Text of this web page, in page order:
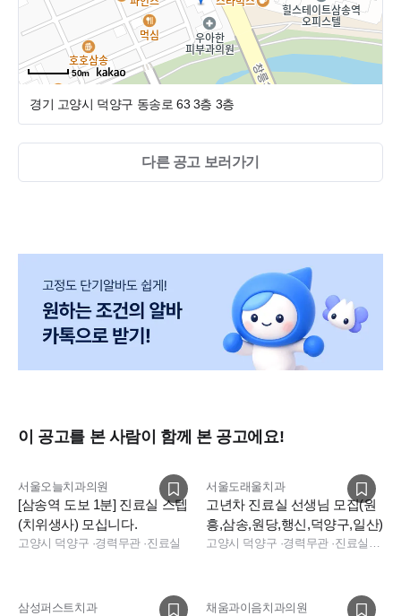
♡ 우리 치과는 2021년 5월에 개원하여, 모든 진료 디지털 진
료로 운영하고 있습니다. 자체 기공실을 갖추고 프라임스캐
너를 이용하여 더욱 정확하고 신속한 진료를 추구하고 있습
니다.
및 데스크 스텝 선생님들 "전원" 치위생사로, 젊고 책임감 있
는 인재들로 구성되어 있어 활기찬 직장 분위기를 조성하고
도록 함께 일하며 같은 목표를 향해 발전할 수 있는 열정적인
분들의 많은 지원 부탁드립니다.
50m
경기 고양시 덕양구 동송로 63 3층 3층
다른 공고 보러가기
이 공고를 본 사람이 함께 본 공고에요!
서울오늘치과의원
[삼송역 도보 1분] 진료실 스텝
(치위생사) 모십니다.
고양시 덕양구 ·경력무관·진료실
서울도래울치과
고년차 진료실 선생님 모집(원
흥,삼송,원당,행신,덕양구,일산)
고양시 덕양구 ·경력무관· 진료실, 데스크
삼성퍼스트치과 채움과이음치과의원